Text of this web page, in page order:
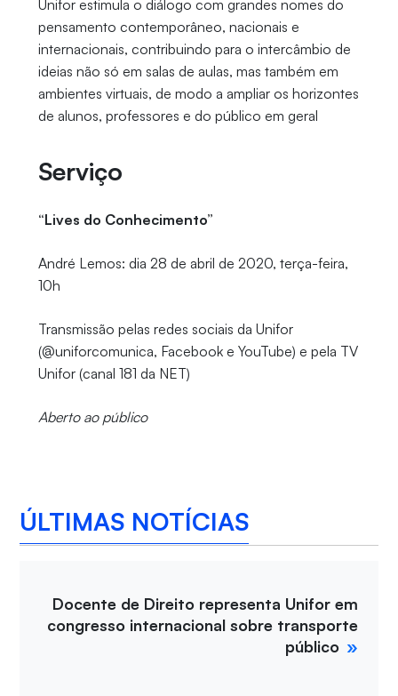
Unifor estimula o diálogo com grandes nomes do
pensamento contemporâneo, nacionais e
internacionais, contribuindo para o intercâmbio de
ideias não só em salas de aulas, mas também em
ambientes virtuais, de modo a ampliar os horizontes
de alunos, professores e do público em geral
Serviço
“Lives do Conhecimento”
André Lemos: dia 28 de abril de 2020, terça-feira,
10h
Transmissão pelas redes sociais da Unifor
(@uniforcomunica, Facebook e YouTube) e pela TV
Unifor (canal 181 da NET)
Aberto ao público
ÚLTIMAS NOTÍCIAS
Docente de Direito representa Unifor em
congresso internacional sobre transporte
público